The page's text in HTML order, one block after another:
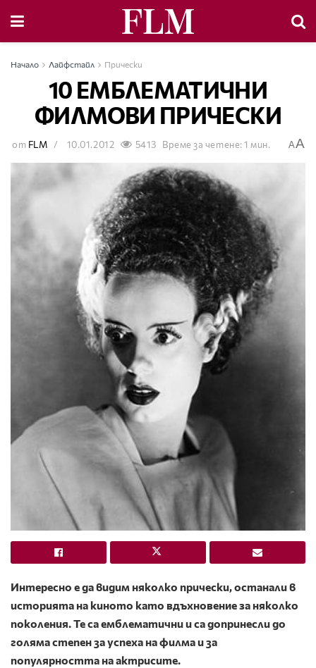
Начало Лайфстайл Прически
10 ЕМБЛЕМАТИЧНИ
ФИЛМОВИ ПРИЧЕСКИ
от FLM 10.01.2012 5413 Време за четене: 1 мин. AA
Интересно е да видим няколко прически, останали в
историята на киното като вдъхновение за няколко
поколения. Те са емблематични и са допринесли до
голяма степен за успеха на филма и за
популярността на актрисите.